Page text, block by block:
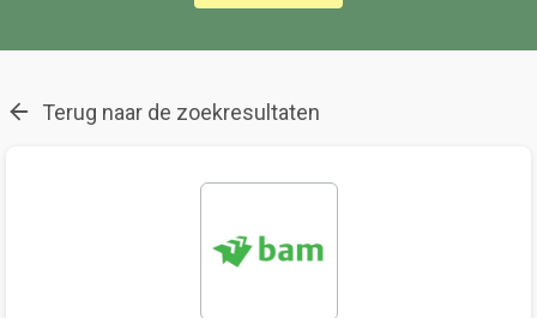
Terug naar de zoekresultaten